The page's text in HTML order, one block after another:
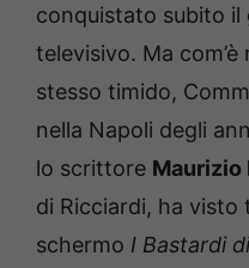
conquistato subito il
televisivo. Ma
stesso timido,
nella Napoli degli
lo scrittore Maurizio
di Ricciardi, ha
schermo I Bastardi